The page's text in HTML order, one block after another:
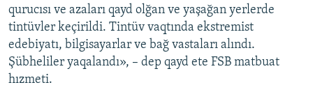
QOŞULIÑIZ!
RFE/RS bütün saytları
qurucısı ve azaları qayd olğan ve yaşağan yerlerde
tintüvler keçirildi. Tintüv vaqtında ekstremist
edebiyatı, bilgisayarlar ve bağ vastaları alındı.
Şübheliler yaqalandı», – dep qayd ete FSB matbuat
hızmeti.